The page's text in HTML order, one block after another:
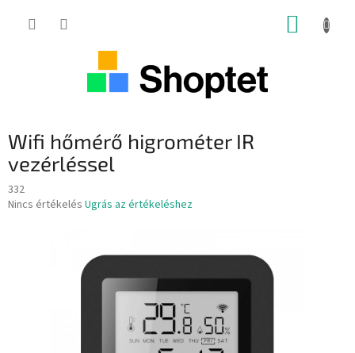
KOSÁR
Wifi hőmérő higrométer IR
vezérléssel
332
A
Nincs értékelés Ugrás az értékeléshez